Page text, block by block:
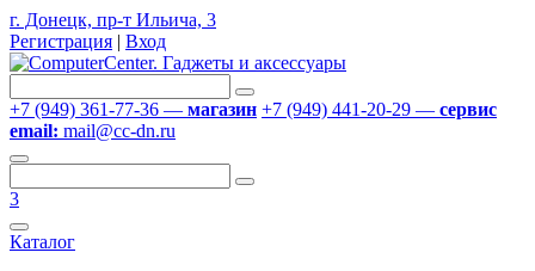
г. Донецк, пр-т Ильича, 3
Регистрация | Вход
+7 (949) 361-77-36 — магазин +7 (949) 441-20-29 — сервис
email: mail@cc-dn.ru
3
Каталог